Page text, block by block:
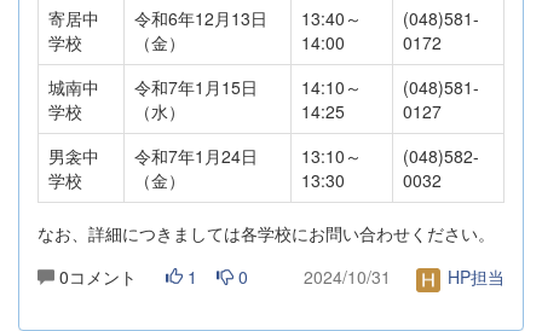
寄居中
学校
令和6年12月13日
（金）
13:40～
14:00
(048)581-
0172
城南中
学校
令和7年1月15日
（水）
14:10～
14:25
(048)581-
0127
男衾中
学校
令和7年1月24日
（金）
13:10～
13:30
(048)582-
0032
なお、詳細につきましては各学校にお問い合わせください。
0コメント
1 0 2024/10/31 HP担当